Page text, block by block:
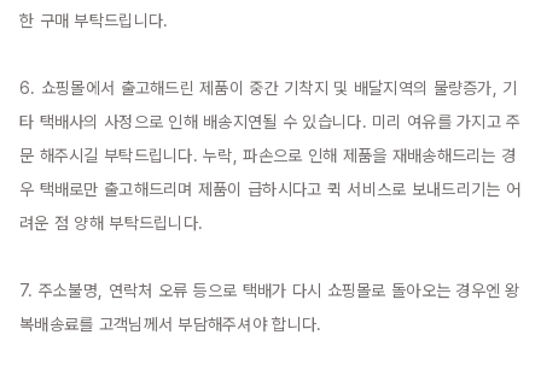
한 구매 부탁드립니다.
6. 쇼핑몰에서 출고해드린 제품이 중간 기착지 및 배달지역의 물량증가, 기
타 택배사의 사정으로 인해 배송지연될 수 있습니다. 미리 여유를 가지고 주
문 해주시길 부탁드립니다. 누락, 파손으로 인해 제품을 재배송해드리는 경
우 택배로만 출고해드리며 제품이 급하시다고 퀵 서비스로 보내드리기는 어
려운 점 양해 부탁드립니다.
7. 주소불명, 연락처 오류 등으로 택배가 다시 쇼핑몰로 돌아오는 경우엔 왕
복배송료를 고객님께서 부담해주셔야 합니다.